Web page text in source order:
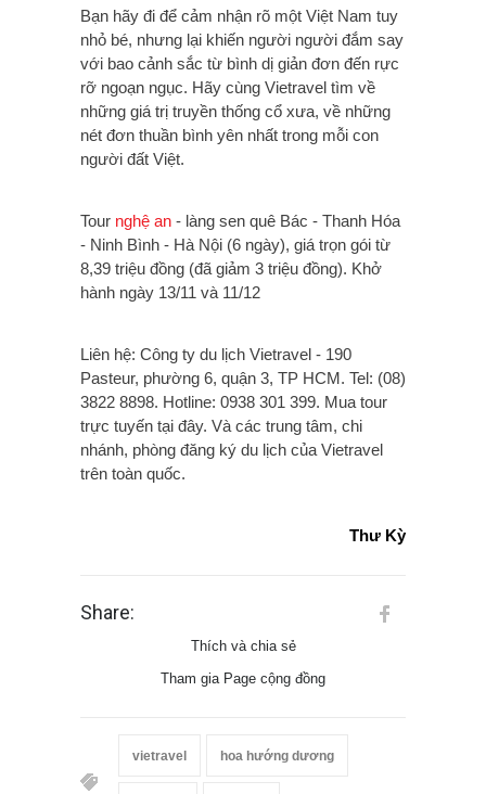
Bạn hãy đi để cảm nhận rõ một Việt Nam tuy
nhỏ bé, nhưng lại khiến người người đắm say
với bao cảnh sắc từ bình dị giản đơn đến rực
rỡ ngoạn ngục. Hãy cùng Vietravel tìm về
những giá trị truyền thống cổ xưa, về những
nét đơn thuần bình yên nhất trong mỗi con
người đất Việt.
Tour nghệ an - làng sen quê Bác - Thanh Hóa
- Ninh Bình - Hà Nội (6 ngày), giá trọn gói từ
8,39 triệu đồng (đã giảm 3 triệu đồng). Khở
hành ngày 13/11 và 11/12
Liên hệ: Công ty du lịch Vietravel - 190
Pasteur, phường 6, quận 3, TP HCM. Tel: (08)
3822 8898. Hotline: 0938 301 399. Mua tour
trực tuyến tại đây. Và các trung tâm, chi
nhánh, phòng đăng ký du lịch của Vietravel
trên toàn quốc.
Thư Kỳ
Share:
Thích và chia sẻ
Tham gia Page cộng đồng
vietravel hoa hướng dương